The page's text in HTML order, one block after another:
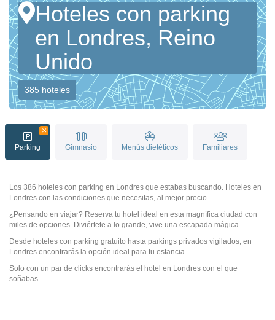
Hoteles con parking
en Londres, Reino
Unido
385 hoteles
Parking Gimnasio Menús dietéticos Familiares
Los 386 hoteles con parking en Londres que estabas buscando. Hoteles en
Londres con las condiciones que necesitas, al mejor precio.
¿Pensando en viajar? Reserva tu hotel ideal en esta magnífica ciudad con
miles de opciones. Diviértete a lo grande, vive una escapada mágica.
Desde hoteles con parking gratuito hasta parkings privados vigilados, en
Londres encontrarás la opción ideal para tu estancia.
Solo con un par de clicks encontrarás el hotel en Londres con el que
soñabas.